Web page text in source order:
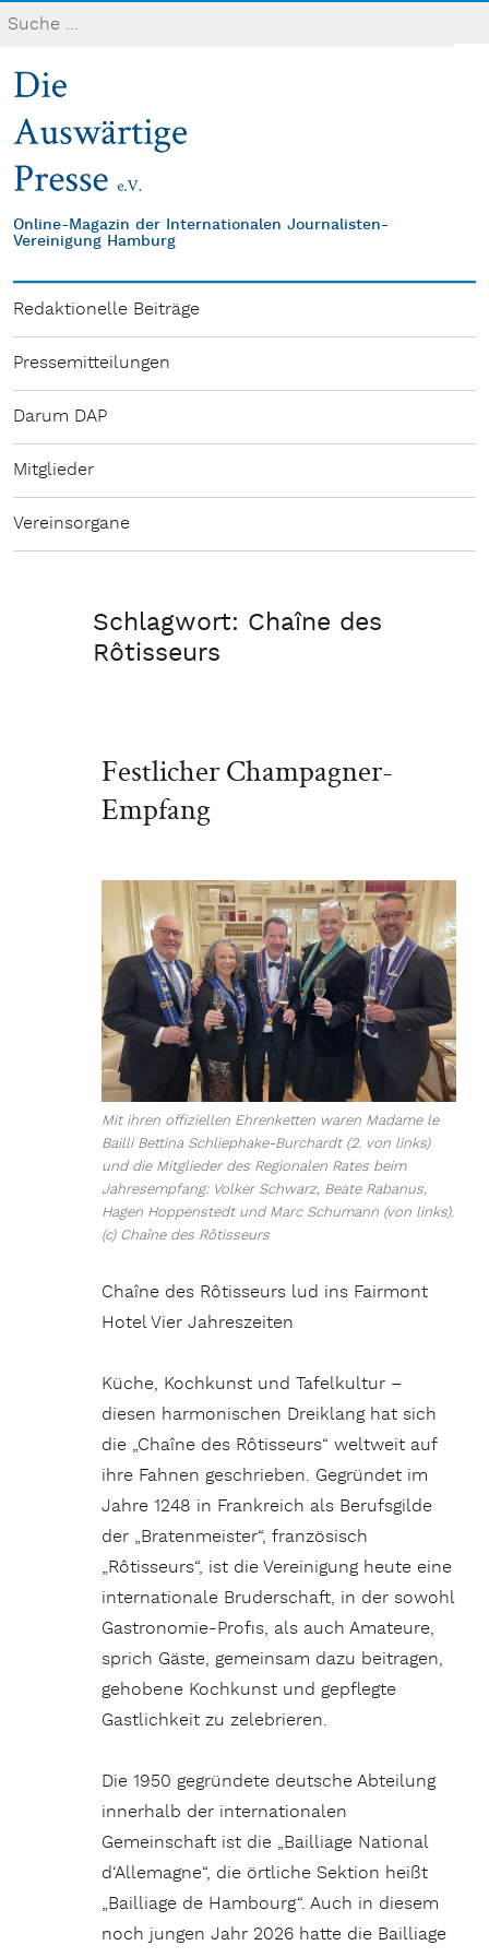
Online-Magazin der Internationalen Journalisten-
Vereinigung Hamburg
Redaktionelle Beiträge
Pressemitteilungen
Darum DAP
Mitglieder
Vereinsorgane
Schlagwort: Chaîne des
Rôtisseurs
Festlicher Champagner-
Empfang
Mit ihren offiziellen Ehrenketten waren Madame le
Bailli Bettina Schliephake-Burchardt (2. von links)
und die Mitglieder des Regionalen Rates beim
Jahresempfang: Volker Schwarz, Beate Rabanus,
Hagen Hoppenstedt und Marc Schumann (von links).
(c) Chaîne des Rôtisseurs
Chaîne des Rôtisseurs lud ins Fairmont
Hotel Vier Jahreszeiten
Küche, Kochkunst und Tafelkultur –
diesen harmonischen Dreiklang hat sich
die „Chaîne des Rôtisseurs“ weltweit auf
ihre Fahnen geschrieben. Gegründet im
Jahre 1248 in Frankreich als Berufsgilde
der „Bratenmeister“, französisch
„Rôtisseurs“, ist die Vereinigung heute eine
internationale Bruderschaft, in der sowohl
Gastronomie-Profis, als auch Amateure,
sprich Gäste, gemeinsam dazu beitragen,
gehobene Kochkunst und gepflegte
Gastlichkeit zu zelebrieren.
Die 1950 gegründete deutsche Abteilung
innerhalb der internationalen
Gemeinschaft ist die „Bailliage National
d‘Allemagne“, die örtliche Sektion heißt
„Bailliage de Hambourg“. Auch in diesem
noch jungen Jahr 2026 hatte die Bailliage